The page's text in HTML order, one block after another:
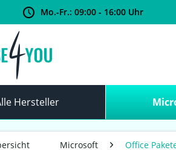
Mo.-Fr.: 09:00 - 16:00 Uhr
Hersteller
Microsoft Office